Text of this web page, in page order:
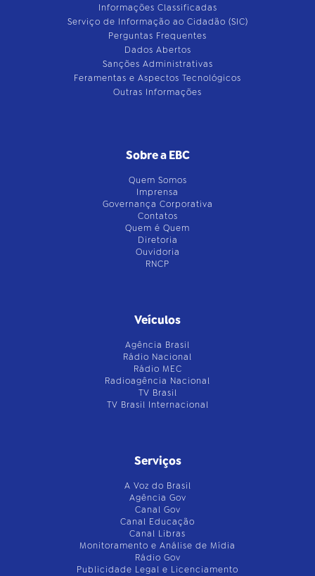
Informações Classificadas
Serviço de Informação ao Cidadão (SIC)
Perguntas Frequentes
Dados Abertos
Sanções Administrativas
Feramentas e Aspectos Tecnológicos
Outras Informações
Sobre a EBC
Quem Somos
Imprensa
Governança Corporativa
Contatos
Quem é Quem
Diretoria
Ouvidoria
RNCP
Veículos
Agência Brasil
Rádio Nacional
Rádio MEC
Radioagência Nacional
TV Brasil
TV Brasil Internacional
Serviços
A Voz do Brasil
Agência Gov
Canal Gov
Canal Educação
Canal Libras
Monitoramento e Análise de Mídia
Rádio Gov
Publicidade Legal e Licenciamento